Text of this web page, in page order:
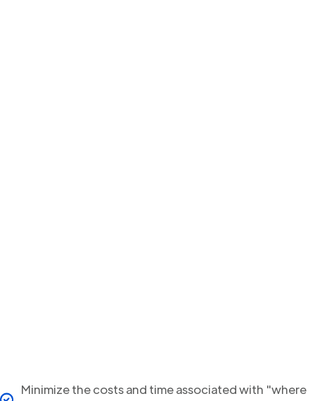
Minimize the costs and time associated with "where